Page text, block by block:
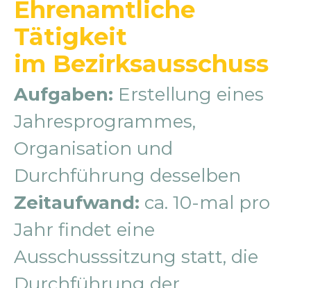
Ehrenamtliche
Tätigkeit
im Bezirksausschuss
Aufgaben: Erstellung eines
Jahresprogrammes,
Organisation und
Durchführung desselben
Zeitaufwand: ca. 10-mal pro
Jahr findet eine
Ausschusssitzung statt, die